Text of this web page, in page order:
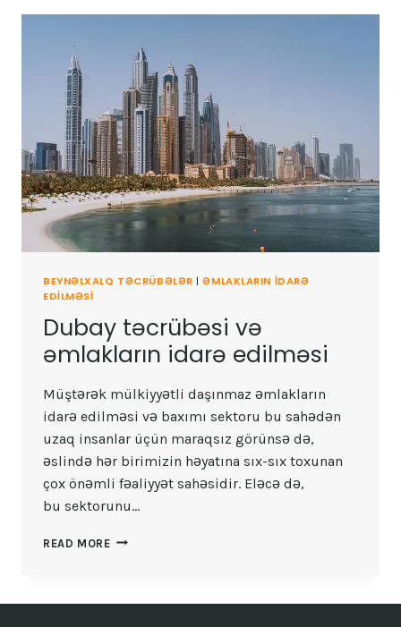
BEYNƏLXALQ TƏCRÜBƏLƏR |ƏMLAKLARIN IDARƏ
EDILMƏSI
Dubay təcrübəsi və
əmlakların idarə edilməsi
Müştərək mülkiyyətli daşınmaz əmlakların
idarə edilməsi və baxımı sektoru bu sahədən
uzaq insanlar üçün maraqsız görünsə də,
əslində hər birimizin həyatına sıx-sıx toxunan
çox önəmli fəaliyyət sahəsidir. Eləcə də,
bu sektorunu…
READ MORE DUBAY